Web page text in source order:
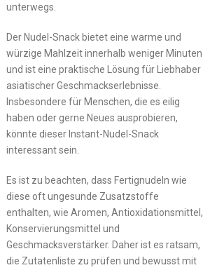
unterwegs.
Der Nudel-Snack bietet eine warme und
würzige Mahlzeit innerhalb weniger Minuten
und ist eine praktische Lösung für Liebhaber
asiatischer Geschmackserlebnisse.
Insbesondere für Menschen, die es eilig
haben oder gerne Neues ausprobieren,
könnte dieser Instant-Nudel-Snack
interessant sein.
Es ist zu beachten, dass Fertignudeln wie
diese oft ungesunde Zusatzstoffe
enthalten, wie Aromen, Antioxidationsmittel,
Konservierungsmittel und
Geschmacksverstärker. Daher ist es ratsam,
die Zutatenliste zu prüfen und bewusst mit